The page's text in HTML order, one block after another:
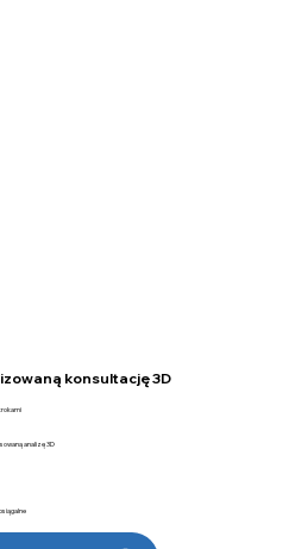
konsultację 3D
analizę 3D